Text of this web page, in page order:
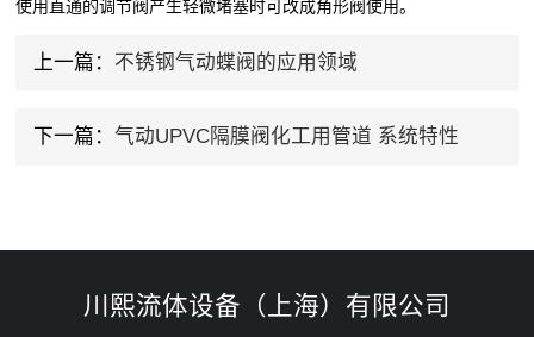
使用直通的调节阀产生轻微堵塞时可改成角形阀使用。
上一篇： 不锈钢气动蝶阀的应用领域
下一篇： 气动UPVC隔膜阀化工用管道 系统特性
川熙流体设备（上海）有限公司